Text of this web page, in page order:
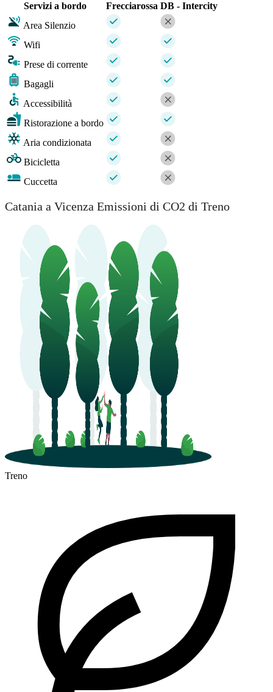
Servizi a bordo
Frecciarossa DB - Intercity
Area Silenzio
Wifi
Prese di corrente
Bagagli
Accessibilità
Ristorazione a bordo
Aria condizionata
Bicicletta
Cuccetta
Catania a Vicenza Emissioni di CO2 di Treno
Treno